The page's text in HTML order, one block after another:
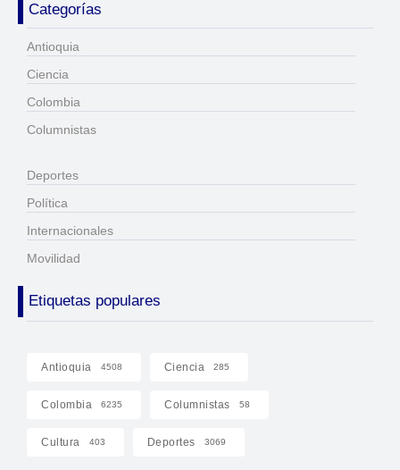
Categorías
Antioquia
Ciencia
Colombia
Columnistas
Deportes
Política
Internacionales
Movilidad
Etiquetas populares
Antioquia 4508 Ciencia 285
Colombia 6235 Columnistas 58
Cultura 403 Deportes 3069